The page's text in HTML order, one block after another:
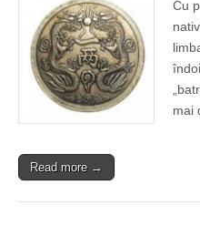
Cu
mai
Read more →